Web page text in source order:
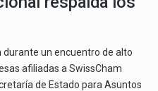
durante un encuentro de alto
afiliadas a SwissCham
de Estado para Asuntos